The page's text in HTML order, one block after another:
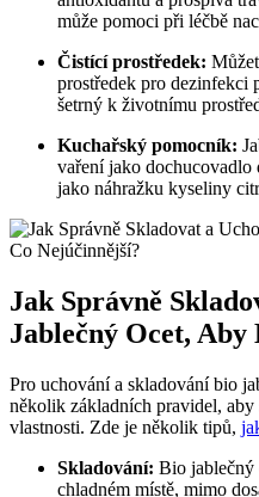
může pomoci⁣ při‌ léčbě
Čistící prostředek:
prostředek pro dezinfekci
šetrný k životnímu
Kuchařský pomocník:
vaření jako dochucovadlo
jako náhražku kyseliny
Jak Správně
Jablečný ⁢Ocet,
Pro uchování a skladování bio
několik základních pravidel, aby
vlastnosti. Zde je několik tipů,
Skladování: Bio jablečný
‍chladném místě, mimo